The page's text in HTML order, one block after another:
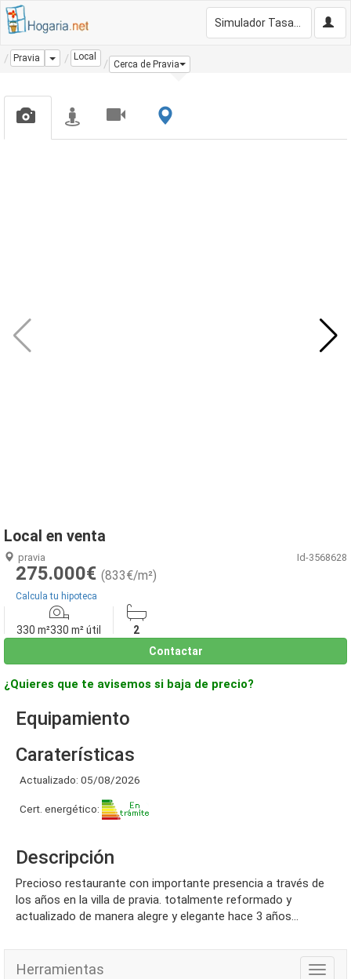
Pravia Dropdown
Local
Cerca de Pravia
Local en venta
pravia Id-3568628
275.000€ (833€/m²)
Calcula tu hipoteca
330 m²330 m² útil
2
Contactar
¿Quieres que te avisemos si baja de precio?
Equipamiento
Caraterísticas
Actualizado: 05/08/2026
Cert. energético:
Descripción
precioso restaurante con importante presencia a través de
los años en la villa de pravia. totalmente reformado y
actualizado de manera alegre y elegante hace 3 años...
Herramientas